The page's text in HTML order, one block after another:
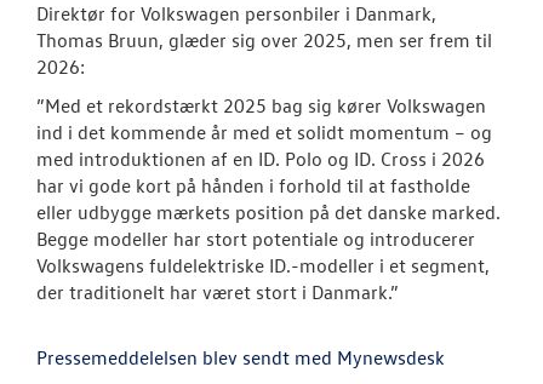
Direktør for Volkswagen personbiler i Danmark,
Thomas Bruun, glæder sig over 2025, men ser frem til
2026:
”Med et rekordstærkt 2025 bag sig kører Volkswagen
ind i det kommende år med et solidt momentum – og
med introduktionen af en ID. Polo og ID. Cross i 2026
har vi gode kort på hånden i forhold til at fastholde
eller udbygge mærkets position på det danske marked.
Begge modeller har stort potentiale og introducerer
Volkswagens fuldelektriske ID.-modeller i et segment,
der traditionelt har været stort i Danmark.”
Pressemeddelelsen blev sendt med Mynewsdesk